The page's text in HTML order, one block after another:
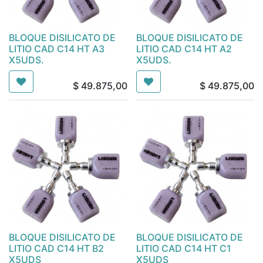
BLOQUE DISILICATO DE
LITIO CAD C14 HT A3
X5UDS.
$ 49.875,00
BLOQUE DISILICATO DE
LITIO CAD C14 HT A2
X5UDS.
$ 49.875,00
BLOQUE DISILICATO DE
LITIO CAD C14 HT B2
X5UDS
BLOQUE DISILICATO DE
LITIO CAD C14 HT C1
X5UDS